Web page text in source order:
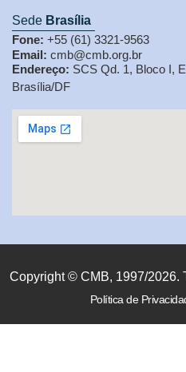
Sede Brasília
Fone: +55 (61) 3321-9563
Email: cmb@cmb.org.br
Endereço: SCS Qd. 1, Bloco I,
Brasília/DF
Copyright © CMB, 1997/2026.
Política de